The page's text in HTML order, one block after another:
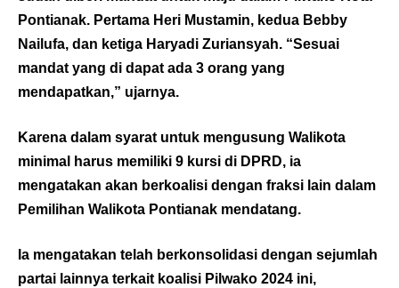
Pontianak. Pertama Heri Mustamin, kedua Bebby
Nailufa, dan ketiga Haryadi Zuriansyah. “Sesuai
mandat yang di dapat ada 3 orang yang
mendapatkan,” ujarnya.
Karena dalam syarat untuk mengusung Walikota
minimal harus memiliki 9 kursi di DPRD, ia
mengatakan akan berkoalisi dengan fraksi lain dalam
Pemilihan Walikota Pontianak mendatang.
Ia mengatakan telah berkonsolidasi dengan sejumlah
partai lainnya terkait koalisi Pilwako 2024 ini,